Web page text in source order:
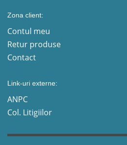
Zona client:
Contul meu
Retur produse
Contact
Link-uri externe:
ANPC
Col. Litigiilor